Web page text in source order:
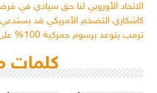
الاتحاد الأوروبي لنا حق سيادي في
كاشكاري التضخم الأمريكي قد يستدعي
ترمب يتوعد برسوم جمركية 100% على فارضي الضرائب الرقمية
كلمات